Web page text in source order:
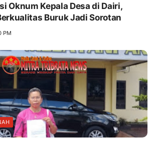
Oknum Kepala Desa di Dairi,
Buruk Jadi Sorotan
PM